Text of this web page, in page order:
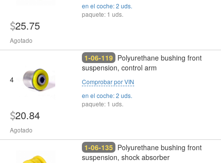
en el coche: 2 uds.
paquete: 1 uds.
25.75
Agotado
4
1-06-119 Polyurethane bushing front
suspension, control arm
Comprobar por VIN
en el coche: 2 uds.
paquete: 1 uds.
20.84
Agotado
1-06-135 Polyurethane bushing front
suspension, shock absorber